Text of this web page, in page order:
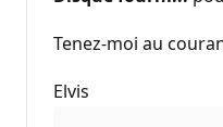
Tenez-moi au
Elvis